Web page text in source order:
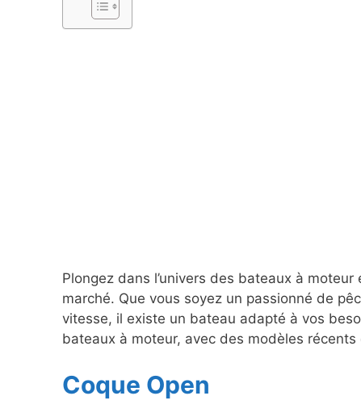
Plongez dans l’univers des bateaux à
marché. Que vous soyez un passionné de
vitesse, il existe un bateau adapté à vos
bateaux à moteur, avec des modèles
Coque Open